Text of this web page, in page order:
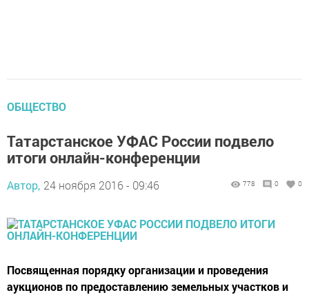
ОБЩЕСТВО
Татарстанское УФАС России подвело
итоги онлайн-конференции
Автор, 24 ноября 2016 - 09:46 778 0 0
Посвященная порядку организации и проведения
аукционов по предоставлению земельных участков и